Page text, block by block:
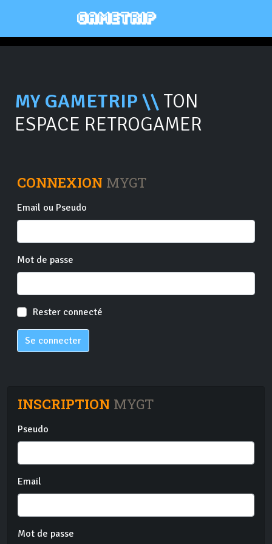
MY GAMETRIP \\ TON
ESPACE RETROGAMER
CONNEXION MYGT
Email ou Pseudo
Mot de passe
Rester connecté
Se connecter
INSCRIPTION MYGT
Pseudo
Email
Mot de passe